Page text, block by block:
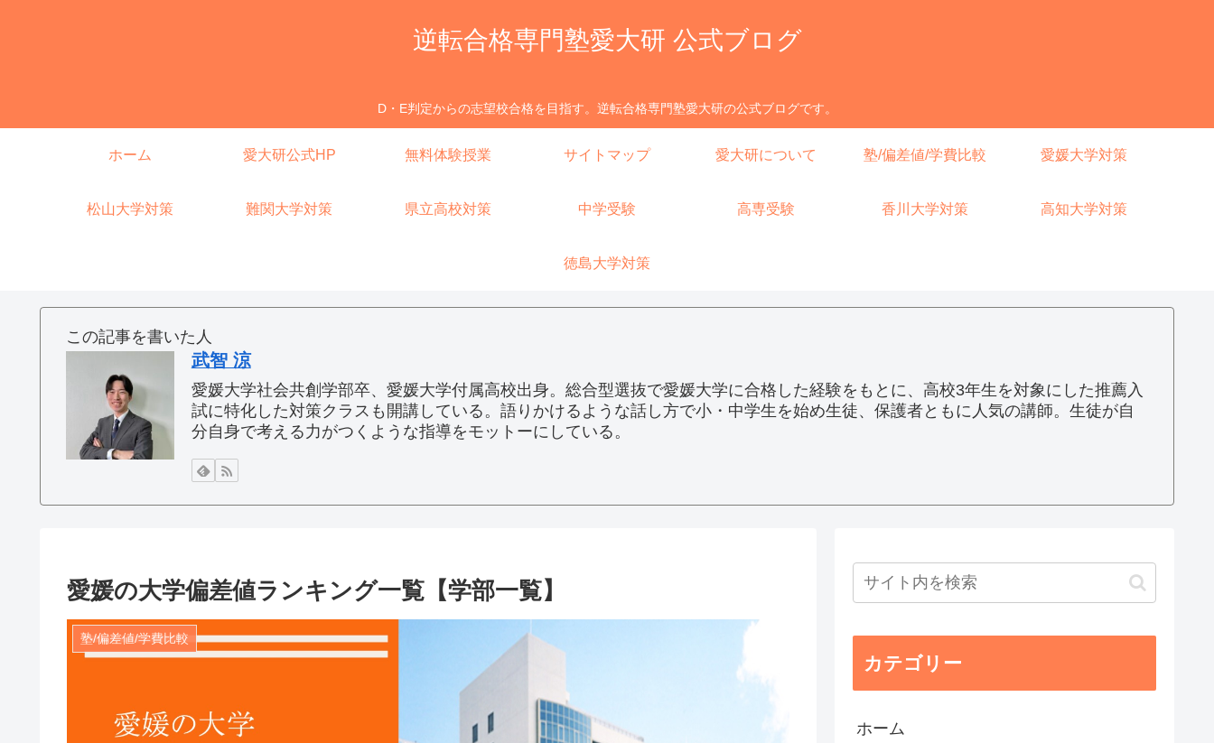
逆転合格専門塾愛大研 公式ブログ
D・E判定からの志望校合格を目指す。逆転合格専門塾愛大研の公式ブログです。
ホーム 愛大研公式HP 無料体験授業 サイトマップ 愛大研について 塾/偏差値/学費比較 愛媛大学対策
松山大学対策 難関大学対策 県立高校対策 中学受験 高専受験 香川大学対策 高知大学対策
徳島大学対策
この記事を書いた人
武智 涼
愛媛大学社会共創学部卒、愛媛大学付属高校出身。総合型選抜で愛媛大学に合格した経験をもとに、高校3年生を対象にした推薦入
試に特化した対策クラスも開講している。語りかけるような話し方で小・中学生を始め生徒、保護者ともに人気の講師。生徒が自
分自身で考える力がつくような指導をモットーにしている。
愛媛の大学偏差値ランキング一覧【学部一覧】
塾/偏差値/学費比較
カテゴリー
ホーム